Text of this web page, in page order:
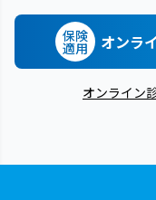
保険
適用 オンラ
オンライン